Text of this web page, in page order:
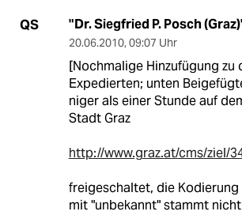
QS "Dr. Siegfried P. Posch
20.06.2010, 09:07 Uhr
[Nochmalige Hinzufügung zu
Expedierten; unten
niger als einer Stunde auf
Stadt Graz
http://www.graz.at/cms/ziel/
freigeschaltet, die Kodierung
mit "unbekannt" stammt